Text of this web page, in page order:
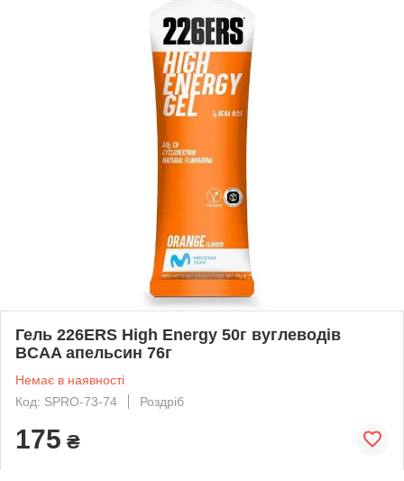
Гель 226ERS High Energy 50г вуглеводів
BCAA апельсин 76г
Немає в наявності
Код: SPRO-73-74
Роздріб
175 ₴